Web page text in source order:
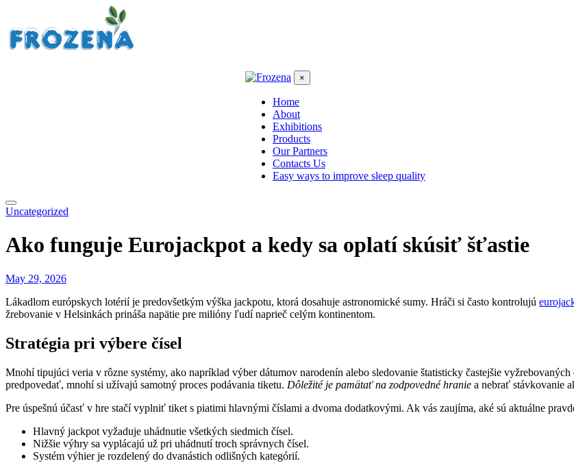
×
Home
About
Exhibitions
Products
Our Partners
Contacts Us
Easy ways to improve sleep quality
Uncategorized
Ako funguje Eurojackpot a kedy sa oplatí skúsiť šťastie
May 29, 2026
Lákadlom európskych lotérií je predovšetkým výška jackpotu, ktorá dosahuje astronomické sumy. Hráči si často kontrolujú
žrebovanie v Helsinkách prináša napätie pre milióny ľudí naprieč celým kontinentom.
Stratégia pri výbere čísel
Mnohí tipujúci veria v rôzne systémy, ako napríklad výber dátumov narodenín alebo sledovanie štatisticky častejšie
predpovedať, mnohí si užívajú samotný proces podávania tiketu. Dôležité je pamätať na zodpovedné hranie a nebrať stávkovanie
Pre úspešnú účasť v hre stačí vyplniť tiket s piatimi hlavnými číslami a dvoma dodatkovými. Ak vás zaujíma, aké sú aktuálne
Hlavný jackpot vyžaduje uhádnutie všetkých siedmich čísel.
Nižšie výhry sa vyplácajú už pri uhádnutí troch správnych čísel.
Systém výhier je rozdelený do dvanástich odlišných kategórií.